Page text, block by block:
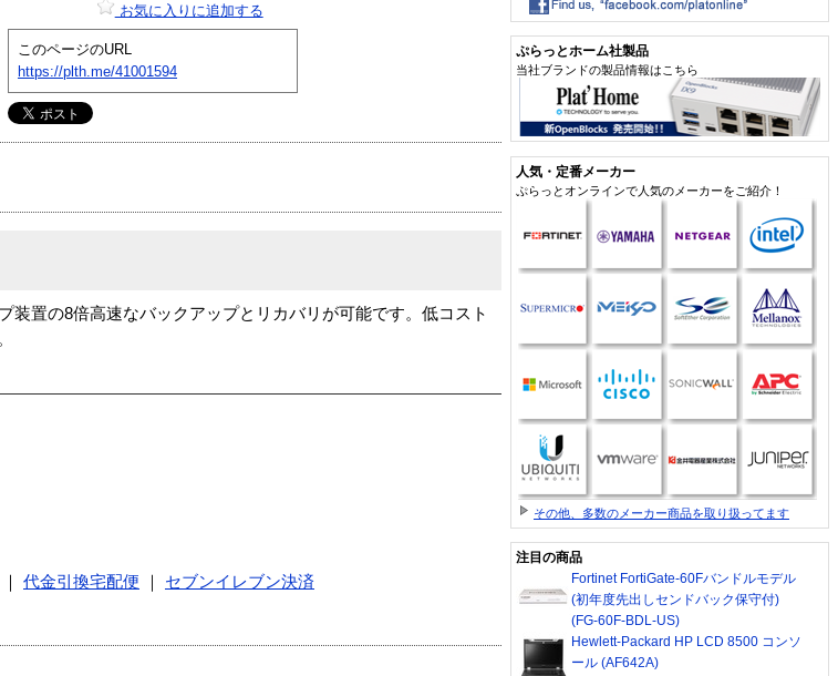
お気に入りに追加する
このページのURL
https://plth.me/41001594
置の8倍高速なバックアップとリカバリが可能です。低コスト
代金引換宅配便
セブンイレブン決済
ぷらっとホーム社製品
当社ブランドの製品情報はこちら
人気・定番メーカー
ぷらっとオンラインで人気のメーカーをご紹介！
その他、多数のメーカー商品を取り扱ってます
注目の商品
Fortinet FortiGate-60Fバンドルモデル
(初年度先出しセンドバック保守付)
(FG-60F-BDL-US)
Hewlett-Packard HP LCD 8500 コンソ
ール (AF642A)